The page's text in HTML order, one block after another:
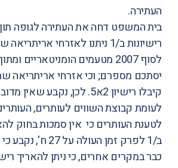
העתירה.
בית המשפט דחה את העתירה לגופה
רישיונות ב/1 ניתנו לאזרחי
לסוף 2007 מטעמים הומניטאריים
יסתכם מספרם; וכי אזרחי אריתריאה
קיבלו רישיון 2א5. לכן, נקבע
לעומת קבוצת השווים לעותרים,
לטענת העותרים כי אין סמכות בחוק
ב/1 לפרק זמן